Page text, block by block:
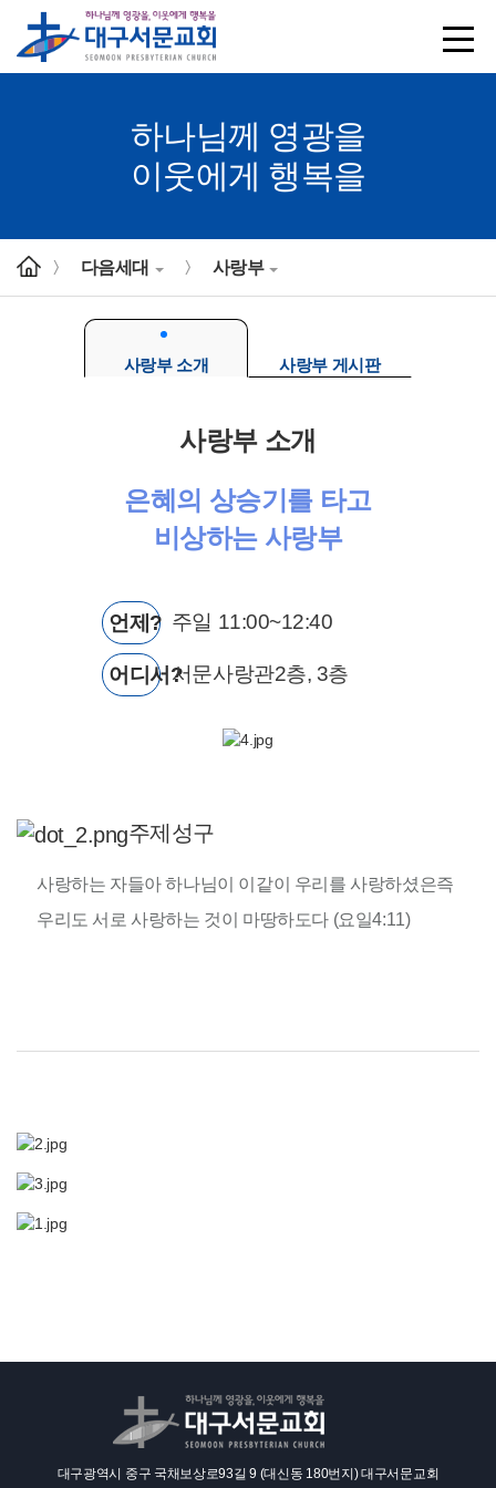
하나님께 영광을
이웃에게 행복을
> 다음세대 > 사랑부
사랑부 소개 사랑부 게시판
사랑부 소개
은혜의 상승기를 타고
비상하는 사랑부
언제? 주일 11:00~12:40
어디서?서문사랑관2층, 3층
주제성구
사랑하는 자들아 하나님이 이같이 우리를 사랑하셨은즉
우리도 서로 사랑하는 것이 마땅하도다 (요일4:11)
대구광역시 중구 국채보상로93길 9 (대신동 180번지) 대구서문교회